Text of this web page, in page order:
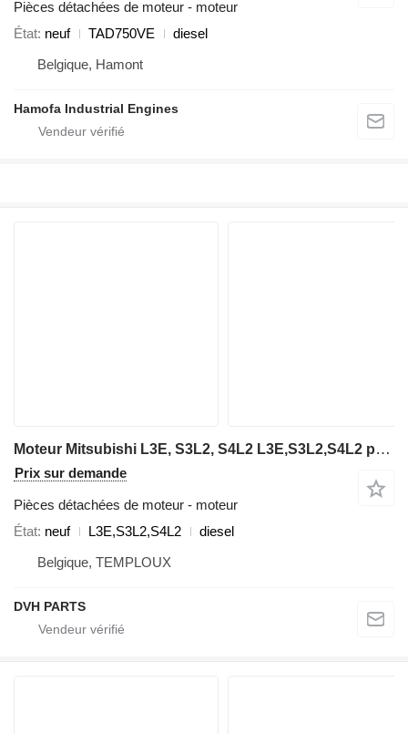
Pièces détachées de moteur - moteur
État neuf TAD750VE
diesel
Belgique, Hamont
Hamofa Industrial Engines
Moteur Mitsubishi L3E, S3L2, S4L2 L3E,S3L2,S4L2 pour mini-pelle Volvo EC15, EC25, EC35, EC45
Prix sur demande
Pièces détachées de moteur - moteur
État neuf L3E,S3L2,S4L2
diesel
Belgique, TEMPLOUX
DVH PARTS